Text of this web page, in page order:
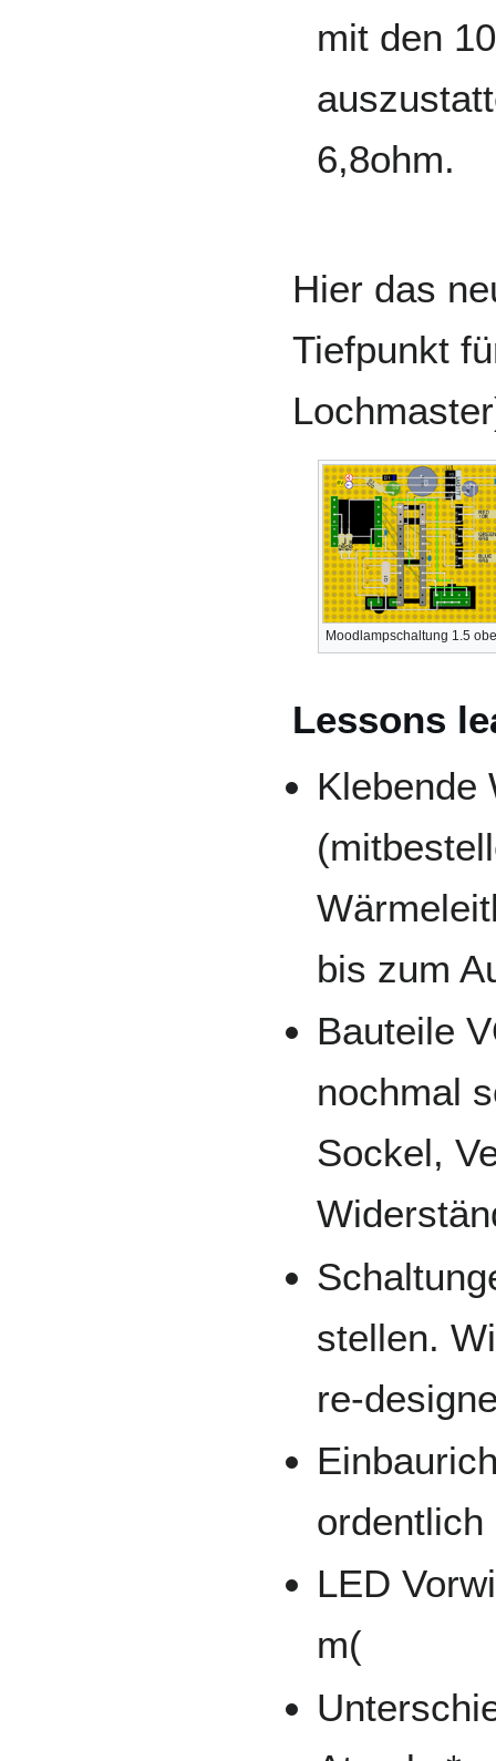
mit den
6,8ohm.
Hier das
Tiefpunkt
Moodlampschaltung 1.5
Lessons
Klebende
bis zum
Bauteile
nochmal
Sockel,
stellen.
re-
ordentlich
LED
m(